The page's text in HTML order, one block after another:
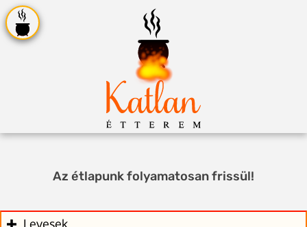
Az étlapunk folyamatosan frissül!
Levesek